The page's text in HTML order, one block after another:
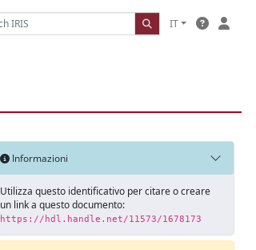
IT
Informazioni
Utilizza questo identificativo per citare o creare
un link a questo documento:
https://hdl.handle.net/11573/1678173